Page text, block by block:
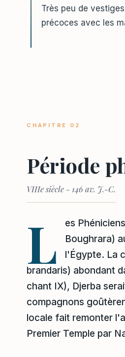
Très peu de
précoces avec les
CHAPITRE 02
Période
VIIIe siècle - 146 av. J.-C.
L
es
Boughrara)
l'Égypte. La
brandaris) abondant
chant IX), Djerba
compagnons
locale fait remonter
Premier Temple par